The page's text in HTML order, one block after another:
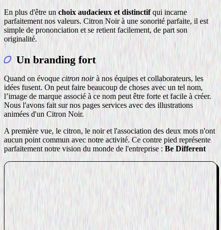
En plus d'être unchoix audacieux et distinctifqui incarne
parfaitement nos valeurs. Citron Noir à une sonorité parfaite, il est
simple de prononciation et se retient facilement, de part son
originalité.
Un branding fort
Quand on évoque citron noirà nos équipes et collaborateurs, les
idées fusent. On peut faire beaucoup de choses avec un tel nom,
l’image de marque associé à ce nom peut être forte et facile à créer.
Nous l'avons fait sur nos pages services avec des illustrations
animées d'un Citron Noir.
A première vue, le citron, le noir et l'association des deux mots n'ont
aucun point commun avec notre activité. Ce contre pied représente
parfaitement notre vision du monde de l'entreprise :Be Different